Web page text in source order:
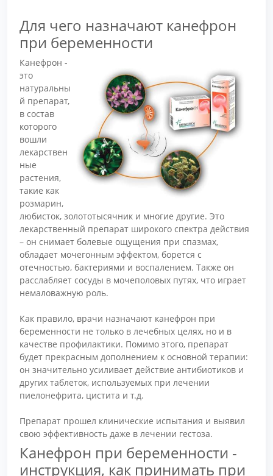
Для чего назначают канефрон
при беременности
Канефрон -
это
натуральны
й препарат,
в состав
которого
вошли
лекарствен
ные
растения,
такие как
розмарин,
любисток, золототысячник и многие другие. Это
лекарственный препарат широкого спектра действия
– он снимает болевые ощущения при спазмах,
обладает мочегонным эффектом, борется с
отечностью, бактериями и воспалением. Также он
расслабляет сосуды в мочеполовых путях, что играет
немаловажную роль.
Как правило, врачи назначают канефрон при
беременности не только в лечебных целях, но и в
качестве профилактики. Помимо этого, препарат
будет прекрасным дополнением к основной терапии:
он значительно усиливает действие антибиотиков и
других таблеток, используемых при лечении
пиелонефрита, цистита и т.д.
Препарат прошел клинические испытания и выявил
свою эффективность даже в лечении гестоза.
Канефрон при беременности -
инструкция, как принимать при